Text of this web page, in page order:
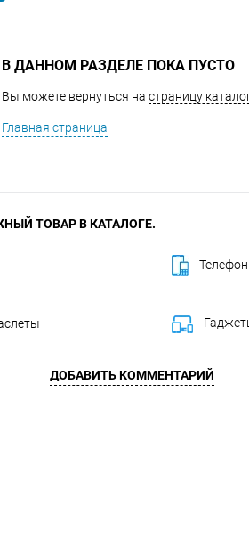
В ДАННОМ РАЗДЕЛЕ ПОКА ПУСТО
Вы можете вернуться на страницу
Главная страница
ТОВАР В КАТАЛОГЕ.
ДОБАВИТЬ КОММЕНТАРИЙ